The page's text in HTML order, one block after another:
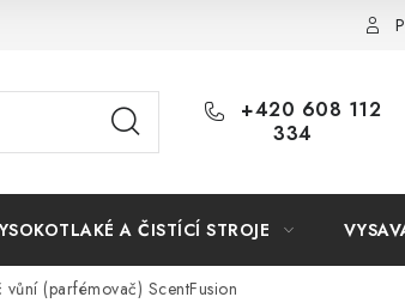
osobních údajů Samoobslužné platební
+420 608 112
334
A ČISTÍCÍ STROJE
vůní (parfémovač) ScentFusion